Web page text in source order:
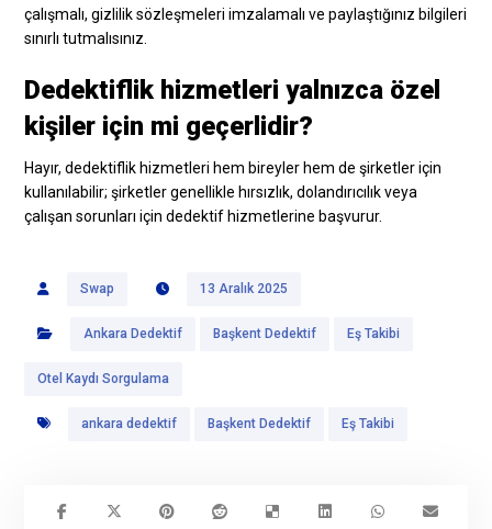
çalışmalı, gizlilik sözleşmeleri imzalamalı ve paylaştığınız bilgileri
sınırlı tutmalısınız.
Dedektiflik hizmetleri yalnızca özel
kişiler için mi geçerlidir?
Hayır, dedektiflik hizmetleri hem bireyler hem de şirketler için
kullanılabilir; şirketler genellikle hırsızlık, dolandırıcılık veya
çalışan sorunları için dedektif hizmetlerine başvurur.
Swap 13 Aralık 2025
Ankara Dedektif Başkent Dedektif Eş Takibi
Otel Kaydı Sorgulama
ankara dedektif Başkent Dedektif Eş Takibi